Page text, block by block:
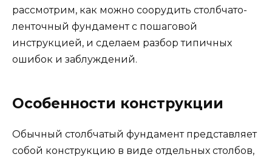
рассмотрим, как можно соорудить столбчато-
ленточный фундамент с пошаговой
инструкцией, и сделаем разбор типичных
ошибок и заблуждений.
Особенности конструкции
Обычный столбчатый фундамент представляет
собой конструкцию в виде отдельных столбов,